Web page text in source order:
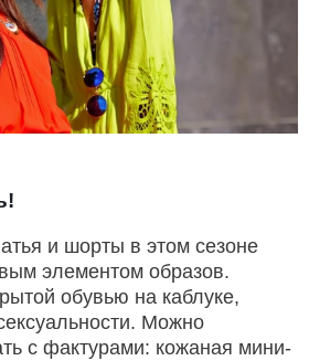
и шорты в этом сезоне
элементом образов.
обувью на каблуке,
Можно
с фактурами: кожаная мини-